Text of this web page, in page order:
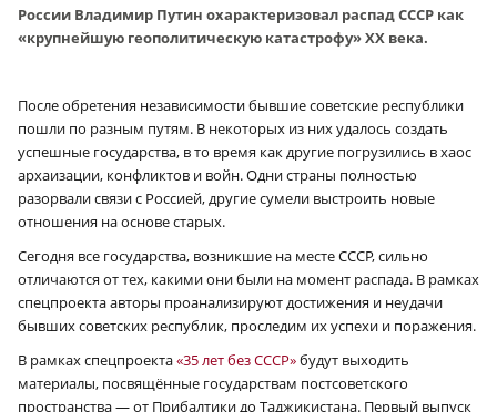
России Владимир Путин охарактеризовал распад СССР как
«крупнейшую геополитическую катастрофу» XX века.
После обретения независимости бывшие советские республики
пошли по разным путям. В некоторых из них удалось создать
успешные государства, в то время как другие погрузились в хаос
архаизации, конфликтов и войн. Одни страны полностью
разорвали связи с Россией, другие сумели выстроить новые
отношения на основе старых.
Сегодня все государства, возникшие на месте СССР, сильно
отличаются от тех, какими они были на момент распада. В рамках
спецпроекта авторы проанализируют достижения и неудачи
бывших советских республик, проследим их успехи и поражения.
В рамках спецпроекта«35 лет без СССР»будут выходить
материалы, посвящённые государствам постсоветского
пространства — от Прибалтики до Таджикистана. Первый выпуск